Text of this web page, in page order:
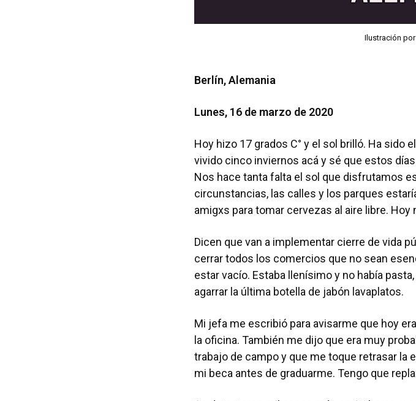
Ilustración
Berlín, Alemania
Lunes, 16 de marzo de 2020
Hoy hizo 17 grados C° y el sol brilló. Ha sido
vivido cinco inviernos acá y sé que estos
Nos hace tanta falta el sol que disfrutamos
circunstancias, las calles y los parques
amigxs para tomar cervezas al aire libre. Hoy
Dicen que van a implementar cierre de vida
cerrar todos los comercios que no sean
estar vacío. Estaba llenísimo y no había
agarrar la última botella de jabón lavaplatos.
Mi jefa me escribió para avisarme que hoy
la oficina. También me dijo que era muy
trabajo de campo y que me toque retrasar
mi beca antes de graduarme. Tengo que